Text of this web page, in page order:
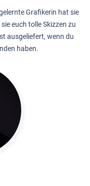
Grafikerin hat sie
euch tolle Skizzen zu
ausgeliefert, wenn du
haben.